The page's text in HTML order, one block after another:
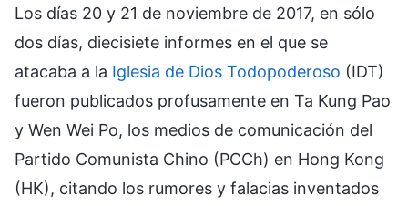
Los días 20 y 21 de noviembre de 2017, en sólo
dos días, diecisiete informes en el que se
atacaba a la Iglesia de Dios Todopoderoso (IDT)
fueron publicados profusamente en Ta Kung Pao
y Wen Wei Po, los medios de comunicación del
Partido Comunista Chino (PCCh) en Hong Kong
(HK), citando los rumores y falacias inventados